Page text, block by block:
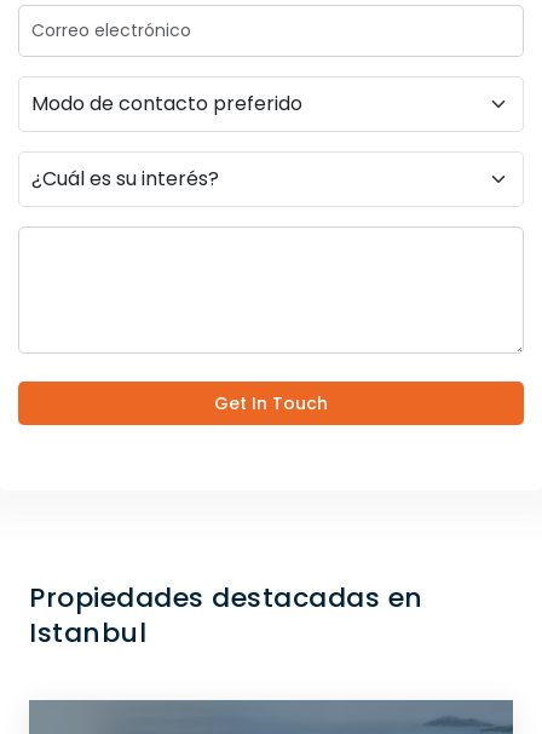
Get In Touch
Propiedades destacadas en
Istanbul